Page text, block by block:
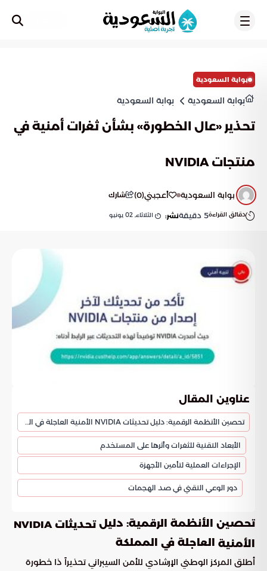
بوابة السعودية
بوابة السعودية بوابة السعودية
تحذير «عال الخطورة» بشأن ثغرات أمنية في
منتجات NVIDIA
بوابة السعودية أعجبني(
0
) شارك
دقائق القراءة5 دقيقةنشر: الثلاثاء, 02 يونيو
عناوين المقال
تحصين الأنظمة الرقمية: دليل تحديثات NVIDIA الأمنية العاجلة في المملكة
الأبعاد التقنية للثغرات وأثرها على المستخدم
الإجراءات العملية لتأمين الأجهزة
دور الوعي التقني في صد الهجمات
تحصين الأنظمة الرقمية: دليل
تحديثات NVIDIA
الأمنية العاجلة في المملكة
أطلق المركز الوطني الإرشادي للأمن السيبراني تحذيراً ذا خطورة